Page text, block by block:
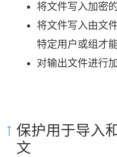
将文件写入加密
将文件写入由文
特定用户或组才
对输出文件进行加
保护用于导入
文